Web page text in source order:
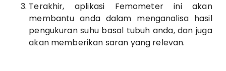
Terakhir, aplikasi Femometer ini akan
membantu anda dalam menganalisa hasil
pengukuran suhu basal tubuh anda, dan juga
akan memberikan saran yang relevan.